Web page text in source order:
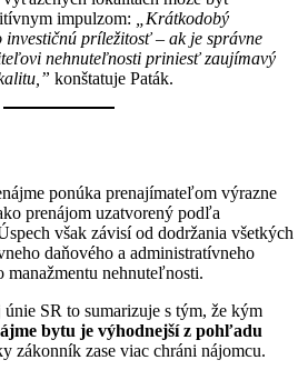
impulzom:
„Krátkodobý
príležitosť – ak je správne
nehnuteľnosti priniesť zaujímavý
konštatuje Paták.
ponúka prenajímateľom výrazne
prenájom uzatvorený podľa
však závisí od dodržania všetkých
daňového a administratívneho
manažmentu nehnuteľnosti.
SR to sumarizuje s tým, že kým
bytu je výhodnejší z pohľadu
zákonník zase viac chráni nájomcu.